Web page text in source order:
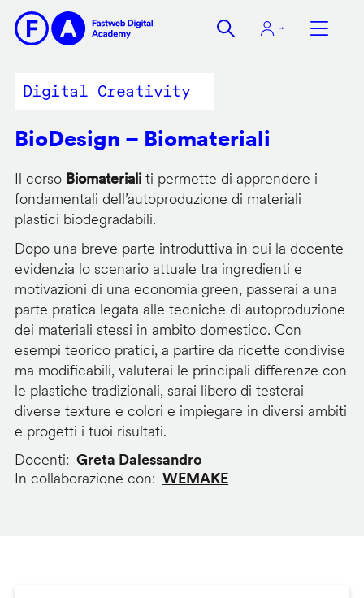
contenuto
Digital Creativity
BioDesign – Biomateriali
Il corso Biomaterialiti permette di apprendere i
fondamentali dell’autoproduzione di materiali
plastici biodegradabili.
Dopo una breve parte introduttiva in cui la docente
evidenzia lo scenario attuale tra ingredienti e
motivazioni di una economia green, passerai a una
parte pratica legata alle tecniche di autoproduzione
dei materiali stessi in ambito domestico. Con
esempi teorico pratici, a partire da ricette condivise
ma modificabili, valuterai le principali differenze con
le plastiche tradizionali, sarai libero di testerai
diverse texture e colori e impiegare in diversi ambiti
e progetti i tuoi risultati.
Docenti
Greta Dalessandro
In collaborazione con
WEMAKE